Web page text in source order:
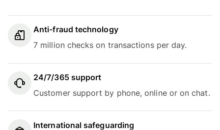
Anti-fraud technology
7 million checks on transactions per day.
24/7/365 support
Customer support by phone, online or on chat.
International safeguarding